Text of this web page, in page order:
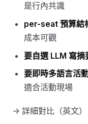
是行內共識
per-seat 預算結
成本可觀
要自選 LLM 寫摘
要即時多語言活
適合活動現場
→ 詳細對比（英文）